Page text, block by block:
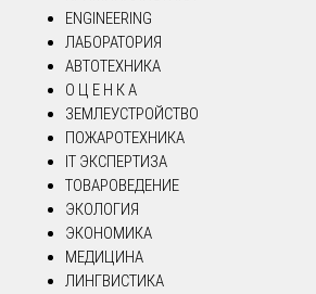
ENGINEERING
ЛАБОРАТОРИЯ
АВТОТЕХНИКА
О Ц Е Н К А
ЗЕМЛЕУСТРОЙСТВО
ПОЖАРОТЕХНИКА
IT ЭКСПЕРТИЗА
ТОВАРОВЕДЕНИЕ
ЭКОЛОГИЯ
ЭКОНОМИКА
МЕДИЦИНА
ЛИНГВИСТИКА